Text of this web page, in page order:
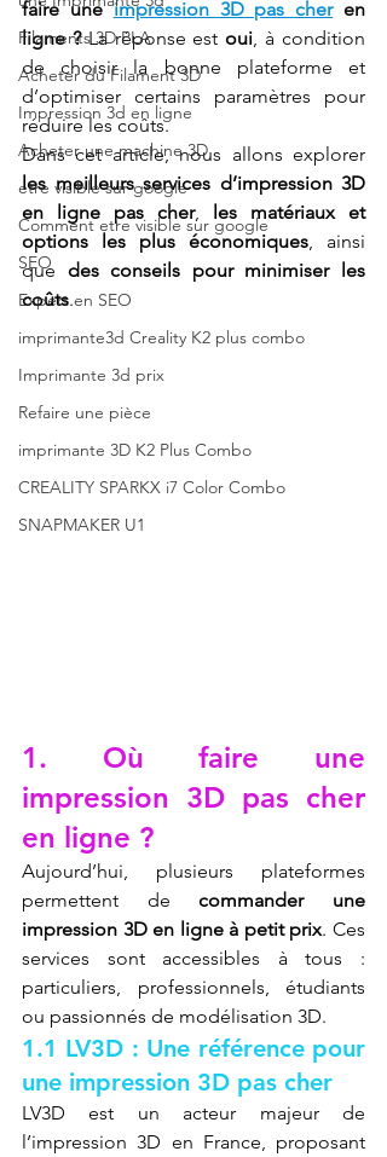
Filaments 3D PLA
Acheter du Filament 3D
Impression 3d en ligne
Acheter une machine 3D
etre visible sur google
Comment etre visible sur google
SEO
Expert en SEO
imprimante3d Creality K2 plus combo
Imprimante 3d prix
Refaire une pièce
imprimante 3D K2 Plus Combo
CREALITY SPARKX i7 Color Combo
SNAPMAKER U1
faire une impression 3D pas cher en
ligne ? La réponse est oui, à condition
de choisir la bonne plateforme et
d’optimiser certains paramètres pour
réduire les coûts.
les meilleurs services d’impression 3D
en ligne pas cher, les matériaux et
options les plus économiques, ainsi
que des conseils pour minimiser les
coûts.
1. Où faire une
impression 3D pas cher
en ligne ?
Aujourd’hui, plusieurs plateformes
permettent de commander une
impression 3D en ligne à petit prix. Ces
services sont accessibles à tous :
particuliers, professionnels, étudiants
ou passionnés de modélisation 3D.
1.1 LV3D : Une référence pour
une impression 3D pas cher
LV3D est un acteur majeur de